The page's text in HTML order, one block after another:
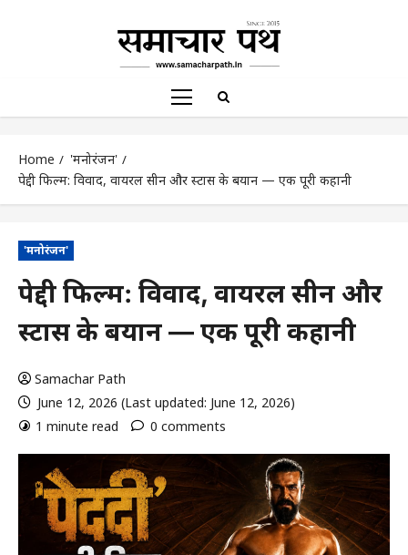
Home
'मनोरंजन'
पेद्दी फिल्म: विवाद, वायरल सीन और स्टार्स के बयान — एक पूरी कहानी
'मनोरंजन'
पेद्दी फिल्म: विवाद, वायरल सीन और
स्टार्स के बयान — एक पूरी कहानी
Samachar Path
June 12, 2026 (Last updated: June 12, 2026)
1 minute read
0 comments